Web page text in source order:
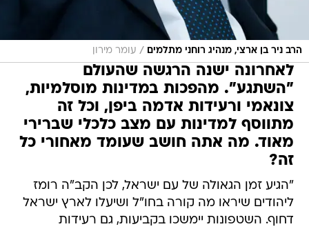
הרב ניר בן ארצי, מנהיג רוחני מתלמים / עומר מירון
לאחרונה ישנה הרגשה שהעולם
"השתגע". מהפכות במדינות מוסלמיות,
צונאמי ורעידות אדמה ביפן, וכל זה
מתווסף למדינות עם מצב כלכלי שברירי
מאוד. מה אתה חושב שעומד מאחורי כל
זה?
"הגיע זמן הגאולה של עם ישראל, לכן הקב"ה רומז
ליהודים שיראו מה קורה בחו"ל ושיעלו לארץ ישראל
דחוף. השטפונות יימשכו בקביעות, גם רעידות